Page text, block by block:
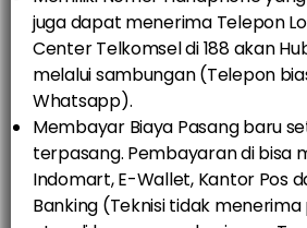
juga dapat menerima Telepon
Center Telkomsel di 188 akan
melalui sambungan (Telepon
Whatsapp).
Membayar Biaya Pasang baru
terpasang. Pembayaran di bisa
Indomart, E-Wallet, Kantor Pos
Banking (Teknisi tidak